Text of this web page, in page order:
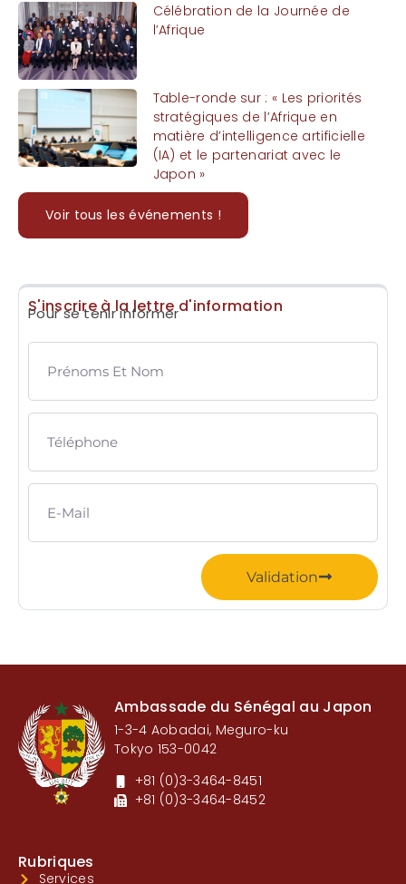
Célébration de la Journée de
l’Afrique
Table-ronde sur : « Les priorités
stratégiques de l’Afrique en
matière d’intelligence artificielle
(IA) et le partenariat avec le
Japon »
Voir tous les événements !
S'inscrire à la lettre d'information
Pour se tenir informer
Validation
Ambassade du Sénégal au Japon
1-3-4 Aobadai, Meguro-ku
Tokyo 153-0042
+81 (0)3-3464-8451
+81 (0)3-3464-8452
Rubriques
Services